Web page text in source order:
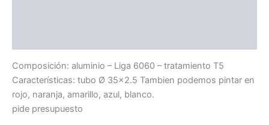
Composición: aluminio – Liga 6060 – tratamiento T5
Características: tubo Ø 35×2.5 Tambien podemos pintar en
rojo, naranja, amarillo, azul, blanco.
pide presupuesto